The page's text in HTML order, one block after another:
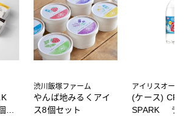
渋川飯塚ファーム
やんば地みるくアイ
ス8個セット
アイリスオーヤ
(ケース)
SPARK ラ